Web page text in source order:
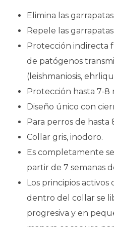
Está indicado para
kg de peso, a partir de
Mide 38 cm de longitud.
kg existe el formato de
prefieres otro método,
antiparasitariaso los
Modo de uso
Saca el collar del
plástico interiores y
dejando dos dedos de
por la hebilla, ajústalo
corta el sobrante
cachorros de menos de
hipersensibilidad a los
cualquier reacción
Elimina las
Repele las
Protección indirecta
de patógenos
(leishmaniosis,
Protección hasta 7-8
Diseño único con
Para perros de hasta
Collar gris, inodoro.
Es completamente
partir de 7 semanas
Los principios
dentro del collar se
progresiva y en